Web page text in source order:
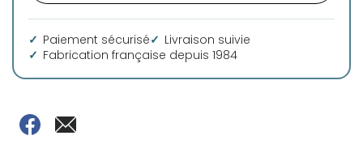
Paiement sécurisé
Livraison suivie
Fabrication française depuis 1984